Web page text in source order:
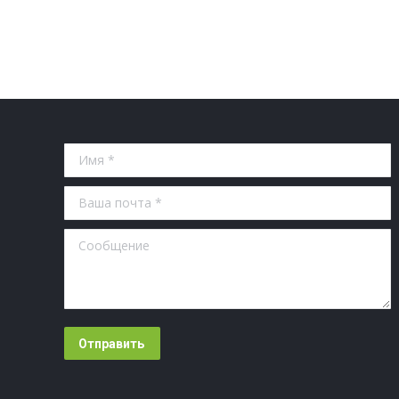
Имя *
Ваша почта *
Сообщение
Отправить